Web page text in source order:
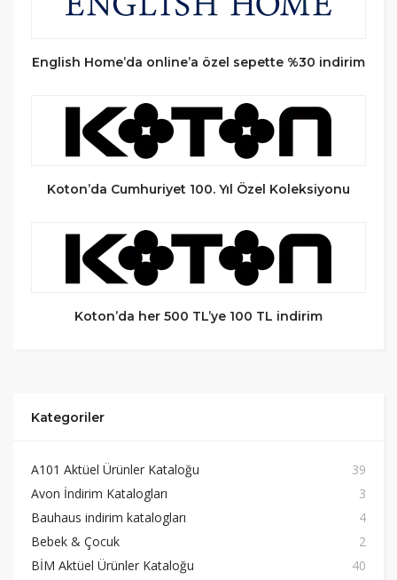
English Home’da online’a özel sepette %30 indirim
Koton’da Cumhuriyet 100. Yıl Özel Koleksiyonu
Koton’da her 500 TL’ye 100 TL indirim
Kategoriler
A101 Aktüel Ürünler Kataloğu
39
Avon İndirim Katalogları
3
Bauhaus indirim katalogları
4
Bebek & Çocuk
2
BİM Aktüel Ürünler Kataloğu
40